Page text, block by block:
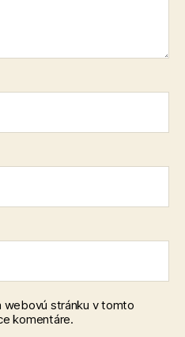
webovú stránku v tomto
komentáre.